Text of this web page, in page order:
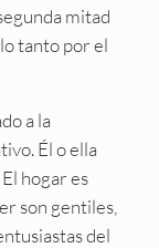
mitad
tanto por el
a la
Él o ella
hogar es
son gentiles,
del